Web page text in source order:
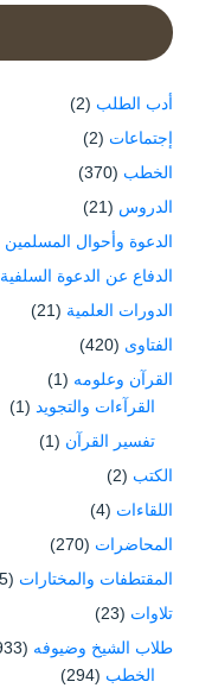
أدب الطلب (2)
إجتماعات (2)
الخطب (370)
الدروس (21)
الدعوة وأحوال المسلمين
الدفاع عن الدعوة السلفية
الدورات العلمية (21)
الفتاوى (420)
القرآن وعلومه (1)
القرآءات والتجويد (1)
تفسير القرآن (1)
الكتب (2)
اللقاءات (4)
المحاضرات (270)
المقتطفات والمختارات (515)
تلاوات (23)
طلاب الشيخ وضيوفه (933)
الخطب (294)